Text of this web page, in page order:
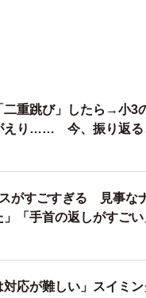
二重跳び」したら→小3
えり…… 今、振り返る
がすごすぎる 見事な
」「手首の返しがすごい
対応が難しい」スイミ